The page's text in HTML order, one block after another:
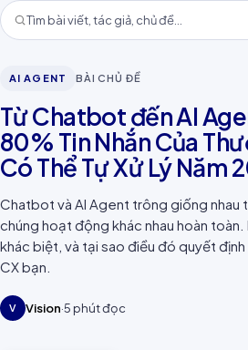
Tin Nhắn Của Thương
Xử Lý Năm 2026
AI AGENT BÀI CHỦ ĐỀ
Từ Chatbot đến AI
80% Tin Nhắn Của
Có Thể Tự Xử Lý Năm
Chatbot và AI Agent trông giống nhau
chúng hoạt động khác nhau hoàn toàn.
khác biệt, và tại sao điều đó quyết
CX bạn.
V Vision·5 phút đọc